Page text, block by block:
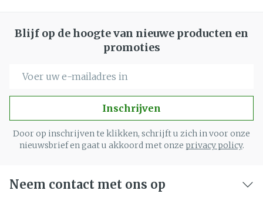
Blijf op de hoogte van nieuwe producten en
promoties
Inschrijven
Door op inschrijven te klikken, schrijft u zich in voor onze
nieuwsbrief en gaat u akkoord met onze privacy policy.
Neem contact met ons op